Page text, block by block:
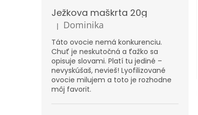
Ježkova maškrta 20g
Hodnotenie produktu je 5 z 5 hviezdičiek.
| Dominika
Táto ovocie nemá konkurenciu.
Chuť je neskutočná a ťažko sa
opisuje slovami. Platí tu jediné –
nevyskúšaš, nevieš! Lyofilizované
ovocie milujem a toto je rozhodne
môj favorit.